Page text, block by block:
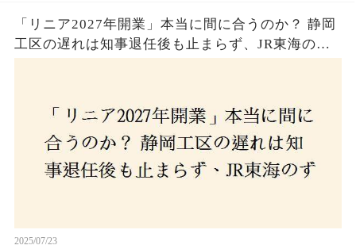
「リニア2027年開業」本当に間に合うのか？ 静岡
工区の遅れは知事退任後も止まらず、JR東海のず
2025/07/23